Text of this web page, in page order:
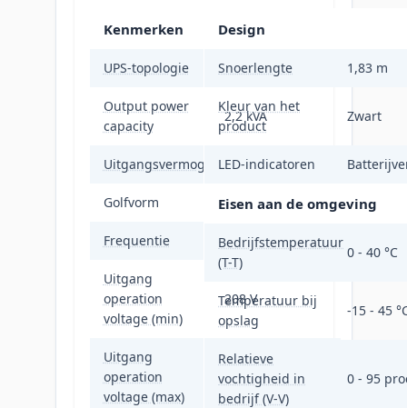
Kenmerken
UPS-topologie Line-interactive
Output power
capacity
2,2 kVA
Uitgangsvermogen 1980 W
Golfvorm Sinus
Frequentie 50/60 Hz
Uitgang
operation
voltage (min)
208 V
Uitgang
operation
voltage (max)
240 V
Design
Snoerlengte 1,83 m
Kleur van het
product
Zwart
LED-indicatoren
Eisen aan de omgeving
Bedrijfstemperatuur
(T-T)
0 - 40 °C
Temperatuur bij
opslag
-15 - 45
Relatieve
vochtigheid in
bedrijf (V-V)
0 - 95